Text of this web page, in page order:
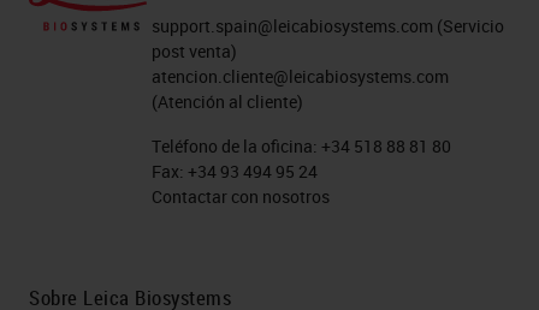
support.spain@leicabiosystems.com (Servicio
post venta)
atencion.cliente@leicabiosystems.com
(Atención al cliente)
Teléfono de la oficina: +34 518 88 81 80
Fax: +34 93 494 95 24
Contactar con nosotros
Sobre Leica Biosystems